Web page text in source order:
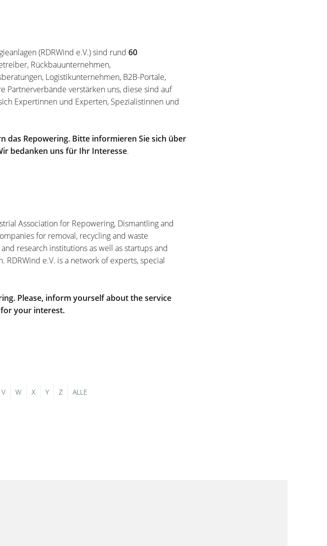
(RDRWind e.V.) sind rund 60
Rückbauunternehmen,
Logistikunternehmen, B2B-Portale,
Partnerverbände verstärken uns, diese sind auf
Expertinnen und Experten, Spezialistinnen und
das Repowering. Bitte informieren Sie sich über
bedanken uns für Ihr Interesse.
Association for Repowering, Dismantling and
for removal, recycling and waste
research institutions as well as startups and
e.V. is a network of experts, special
Please, inform yourself about the service
your interest.
V W X Y Z ALLE